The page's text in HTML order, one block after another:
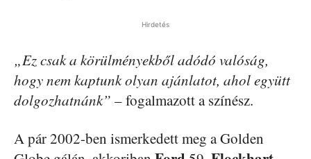
Hirdetés
„Ez csak a körülményekből adódó valóság,
hogy nem kaptunk olyan ajánlatot, ahol együtt
dolgozhatnánk” – fogalmazott a színész.
A pár 2002-ben ismerkedett meg a Golden